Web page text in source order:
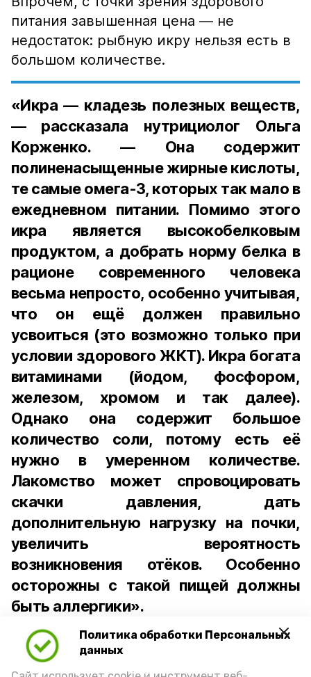
Политика обработки Персональных
данных
питания завышенная цена — не
недостаток: рыбную икру нельзя есть в
большом количестве.
«Икра — кладезь полезных веществ,
— рассказала нутрициолог Ольга
Корженко. — Она содержит
полиненасыщенные жирные кислоты,
те самые омега-3, которых так мало в
ежедневном питании. Помимо этого
икра является высокобелковым
продуктом, а добрать норму белка в
рационе современного человека
весьма непросто, особенно учитывая,
что он ещё должен правильно
усвоиться (это возможно только при
условии здорового ЖКТ). Икра богата
витаминами (йодом, фосфором,
железом, хромом и так далее).
Однако она содержит большое
количество соли, потому есть её
нужно в умеренном количестве.
Лакомство может спровоцировать
скачки давления, дать
дополнительную нагрузку на почки,
увеличить вероятность
возникновения отёков. Особенно
осторожны с такой пищей должны
быть аллергики».
Для взрослого человека безопасной
порцией икры считается 30-50 граммов